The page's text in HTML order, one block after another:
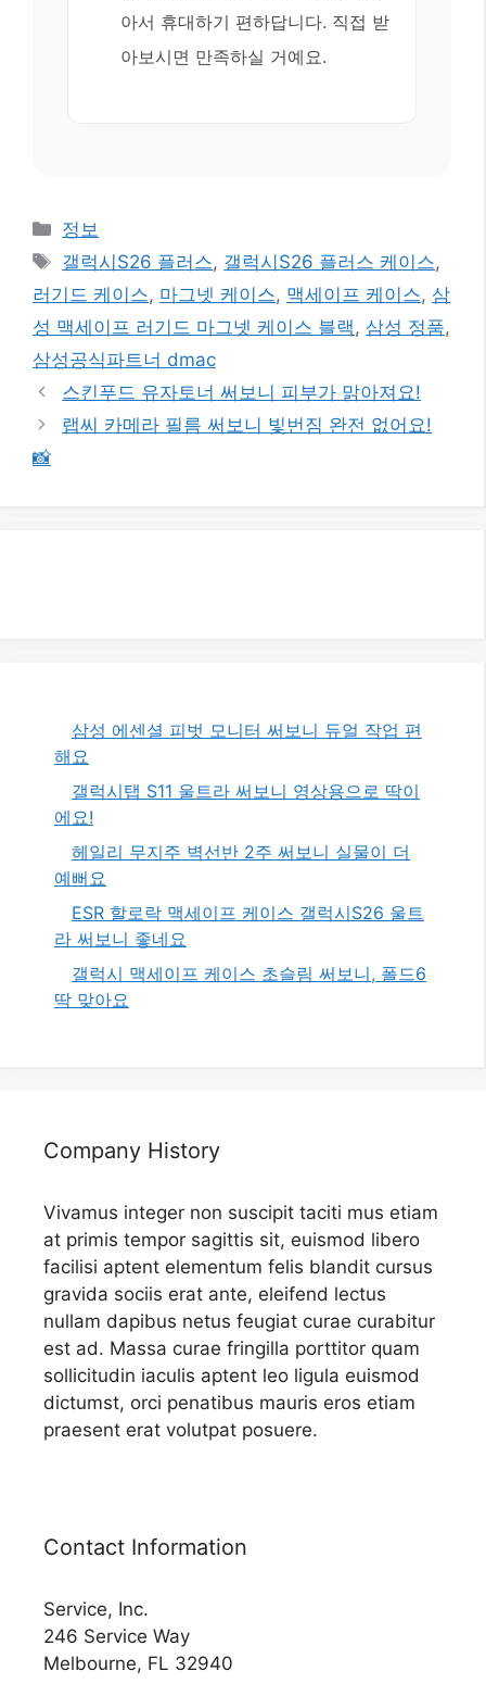
아서 휴대하기 편하답니다. 직접 받
아보시면 만족하실 거예요.
카
테
리
정보
태
그
갤럭시S26 플러스, 갤럭시S26 플러스 케이스,
러기드 케이스, 마그넷 케이스, 맥세이프 케이스, 삼
성 맥세이프 러기드 마그넷 케이스 블랙, 삼성 정품,
삼성공식파트너 dmac
스킨푸드 유자토너 써보니 피부가 맑아져요!
랩씨 카메라 필름 써보니 빛번짐 완전 없어요!
📸
삼성 에센셜 피벗 모니터 써보니 듀얼 작업 편
해요
갤럭시탭 S11 울트라 써보니 영상용으로 딱이
에요!
헤일리 무지주 벽선반 2주 써보니 실물이 더
예뻐요
ESR 할로락 맥세이프 케이스 갤럭시S26 울트
라 써보니 좋네요
갤럭시 맥세이프 케이스 초슬림 써보니, 폴드6
딱 맞아요
Company History
Vivamus integer non suscipit taciti mus etiam
at primis tempor sagittis sit, euismod libero
facilisi aptent elementum felis blandit cursus
gravida sociis erat ante, eleifend lectus
nullam dapibus netus feugiat curae curabitur
est ad. Massa curae fringilla porttitor quam
sollicitudin iaculis aptent leo ligula euismod
dictumst, orci penatibus mauris eros etiam
praesent erat volutpat posuere.
Contact Information
Service, Inc.
246 Service Way
Melbourne, FL 32940